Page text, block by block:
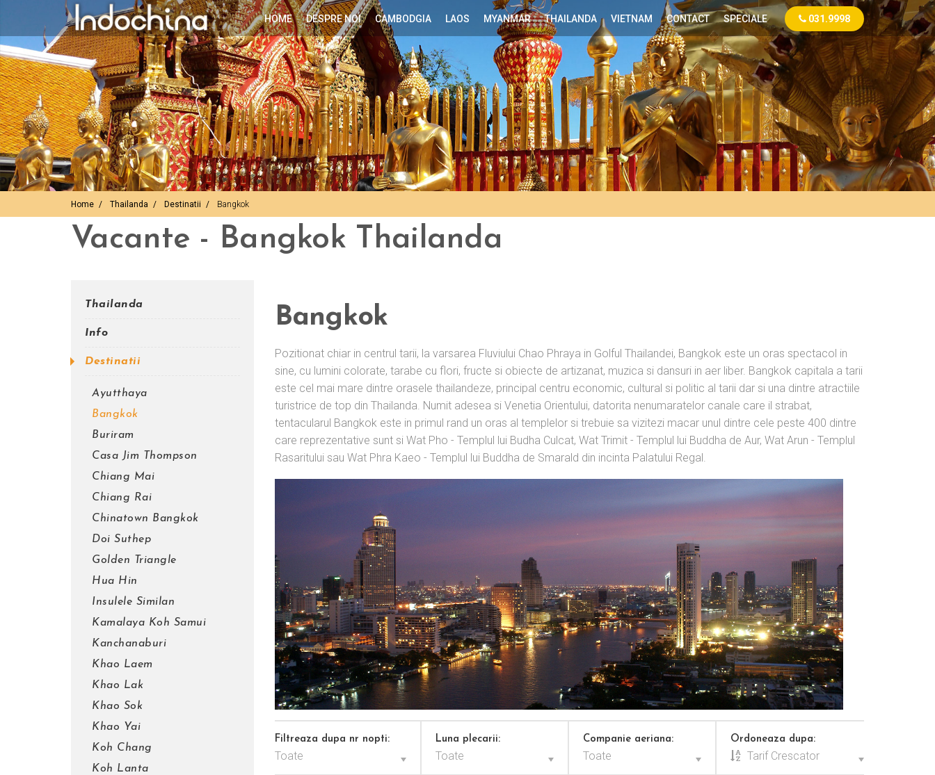
HOME DESPRE NOI CAMBODGIA LAOS MYANMAR THAILANDA VIETNAM CONTACT SPECIALE 031.9998
Home Thailanda Destinatii Bangkok
Vacante - Bangkok Thailanda
Thailanda
Info
Destinatii
Ayutthaya
Bangkok
Buriram
Casa Jim Thompson
Chiang Mai
Chiang Rai
Chinatown Bangkok
Doi Suthep
Golden Triangle
Hua Hin
Insulele Similan
Kamalaya Koh Samui
Kanchanaburi
Khao Laem
Khao Lak
Khao Sok
Khao Yai
Koh Chang
Koh Lanta
Bangkok
Pozitionat chiar in centrul tarii, la varsarea Fluviului Chao Phraya in Golful Thailandei, Bangkok este un oras spectacol in
sine, cu lumini colorate, tarabe cu flori, fructe si obiecte de artizanat, muzica si dansuri in aer liber. Bangkok capitala a tarii
este cel mai mare dintre orasele thailandeze, principal centru economic, cultural si politic al tarii dar si una dintre atractiile
turistrice de top din Thailanda. Numit adesea si Venetia Orientului, datorita nenumaratelor canale care il strabat,
tentacularul Bangkok este in primul rand un oras al templelor si trebuie sa vizitezi macar unul dintre cele peste 400 dintre
care reprezentative sunt si Wat Pho - Templul lui Budha Culcat, Wat Trimit - Templul lui Buddha de Aur, Wat Arun - Templul
Rasaritului sau Wat Phra Kaeo - Templul lui Buddha de Smarald din incinta Palatului Regal.
Filtreaza dupa nr nopti:
Toate
Luna plecarii:
Toate
Companie aeriana:
Toate
Ordoneaza dupa:
Tarif Crescator